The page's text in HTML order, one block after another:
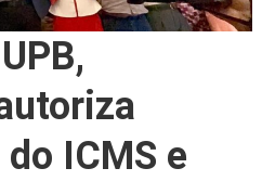
ICMS e